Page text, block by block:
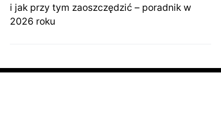
i jak przy tym zaoszczędzić – poradnik w
2026 roku